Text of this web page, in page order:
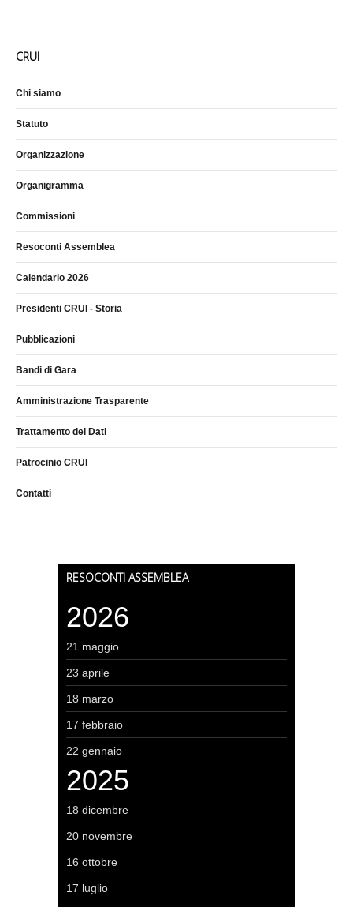
CRUI
Chi siamo
Statuto
Organizzazione
Organigramma
Commissioni
Resoconti Assemblea
Calendario 2026
Presidenti CRUI - Storia
Pubblicazioni
Bandi di Gara
Amministrazione Trasparente
Trattamento dei Dati
Patrocinio CRUI
Contatti
RESOCONTI ASSEMBLEA
2026
21 maggio
23 aprile
18 marzo
17 febbraio
22 gennaio
2025
18 dicembre
20 novembre
16 ottobre
17 luglio